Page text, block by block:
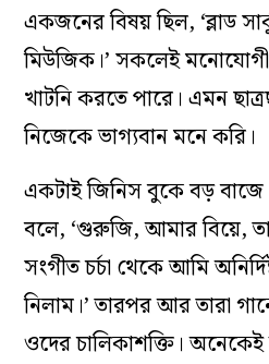
একজনের বিষয় ছিল, ‘ব্লাড
মিউজিক।’ সকলেই
খাটনি করতে পারে। এমন
নিজেকে ভাগ্যবান মনে করি।
একটাই জিনিস বুকে বড়
বলে, ‘গুরুজি, আমার বিয়ে,
সংগীত চর্চা থেকে আমি
নিলাম।’ তারপর আর তারা
ওদের চালিকাশক্তি। অনেকেই